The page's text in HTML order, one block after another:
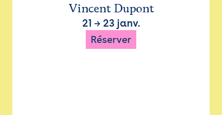
Vincent Dupont
21 → 23 janv.
Réserver